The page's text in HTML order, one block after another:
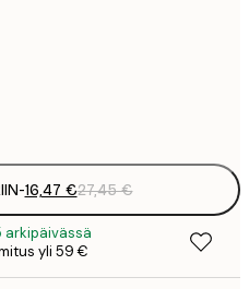
-16,47 €27,45 €
arkipäivässä
yli 59 €